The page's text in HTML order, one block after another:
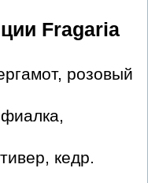
Fragaria
розовый
кедр.